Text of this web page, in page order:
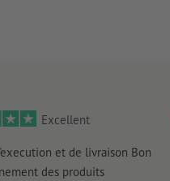
Excellent
et de livraison Bon
des produits